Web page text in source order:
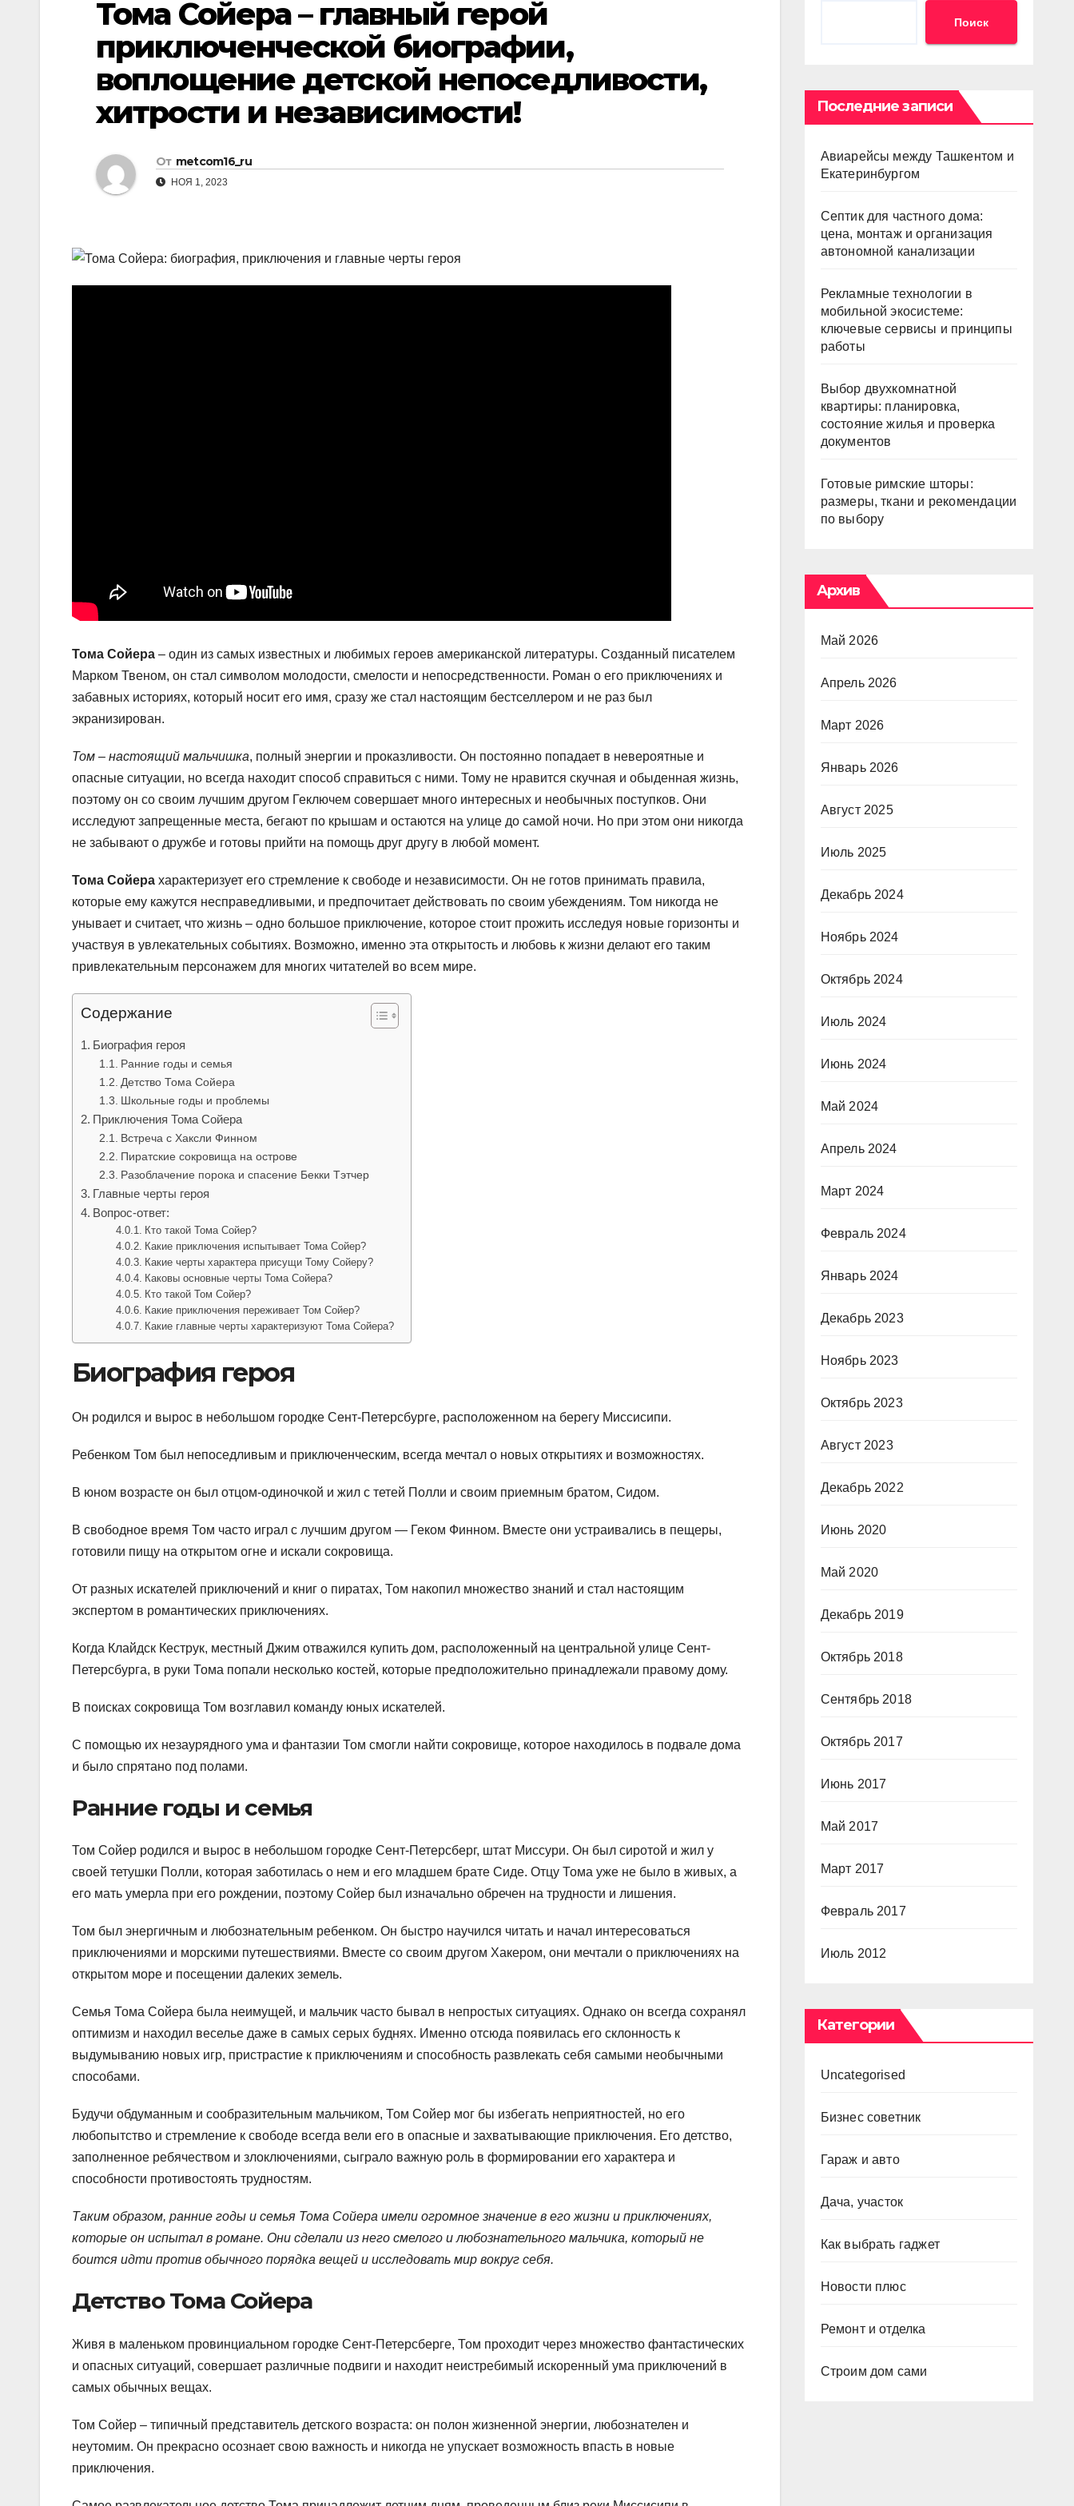
Тома Сойера – главный герой
приключенческой биографии,
воплощение детской непоседливости,
хитрости и независимости!
От metcom16_ru
НОЯ 1, 2023
Тома Сойера – один из самых известных и любимых героев американской литературы. Созданный писателем
Марком Твеном, он стал символом молодости, смелости и непосредственности. Роман о его приключениях и
забавных историях, который носит его имя, сразу же стал настоящим бестселлером и не раз был
экранизирован.
Том – настоящий мальчишка, полный энергии и проказливости. Он постоянно попадает в невероятные и
опасные ситуации, но всегда находит способ справиться с ними. Тому не нравится скучная и обыденная жизнь,
поэтому он со своим лучшим другом Геключем совершает много интересных и необычных поступков. Они
исследуют запрещенные места, бегают по крышам и остаются на улице до самой ночи. Но при этом они никогда
не забывают о дружбе и готовы прийти на помощь друг другу в любой момент.
Тома Сойера характеризует его стремление к свободе и независимости. Он не готов принимать правила,
которые ему кажутся несправедливыми, и предпочитает действовать по своим убеждениям. Том никогда не
унывает и считает, что жизнь – одно большое приключение, которое стоит прожить исследуя новые горизонты и
участвуя в увлекательных событиях. Возможно, именно эта открытость и любовь к жизни делают его таким
привлекательным персонажем для многих читателей во всем мире.
Содержание
Биография героя
Ранние годы и семья
Детство Тома Сойера
Школьные годы и проблемы
Приключения Тома Сойера
Встреча с Хаксли Финном
Пиратские сокровища на острове
Разоблачение порока и спасение Бекки Тэтчер
Главные черты героя
Вопрос-ответ:
Кто такой Тома Сойер?
Какие приключения испытывает Тома Сойер?
Какие черты характера присущи Тому Сойеру?
Каковы основные черты Тома Сойера?
Кто такой Том Сойер?
Какие приключения переживает Том Сойер?
Какие главные черты характеризуют Тома Сойера?
Биография героя
Он родился и вырос в небольшом городке Сент-Петерсбурге, расположенном на берегу Миссисипи.
Ребенком Том был непоседливым и приключенческим, всегда мечтал о новых открытиях и возможностях.
В юном возрасте он был отцом-одиночкой и жил с тетей Полли и своим приемным братом, Сидом.
В свободное время Том часто играл с лучшим другом — Геком Финном. Вместе они устраивались в пещеры,
готовили пищу на открытом огне и искали сокровища.
От разных искателей приключений и книг о пиратах, Том накопил множество знаний и стал настоящим
экспертом в романтических приключениях.
Когда Клайдск Кеструк, местный Джим отважился купить дом, расположенный на центральной улице Сент-
Петерсбурга, в руки Тома попали несколько костей, которые предположительно принадлежали правому дому.
В поисках сокровища Том возглавил команду юных искателей.
С помощью их незаурядного ума и фантазии Том смогли найти сокровище, которое находилось в подвале дома
и было спрятано под полами.
Ранние годы и семья
Том Сойер родился и вырос в небольшом городке Сент-Петерсберг, штат Миссури. Он был сиротой и жил у
своей тетушки Полли, которая заботилась о нем и его младшем брате Сиде. Отцу Тома уже не было в живых, а
его мать умерла при его рождении, поэтому Сойер был изначально обречен на трудности и лишения.
Том был энергичным и любознательным ребенком. Он быстро научился читать и начал интересоваться
приключениями и морскими путешествиями. Вместе со своим другом Хакером, они мечтали о приключениях на
открытом море и посещении далеких земель.
Семья Тома Сойера была неимущей, и мальчик часто бывал в непростых ситуациях. Однако он всегда сохранял
оптимизм и находил веселье даже в самых серых буднях. Именно отсюда появилась его склонность к
выдумыванию новых игр, пристрастие к приключениям и способность развлекать себя самыми необычными
способами.
Будучи обдуманным и сообразительным мальчиком, Том Сойер мог бы избегать неприятностей, но его
любопытство и стремление к свободе всегда вели его в опасные и захватывающие приключения. Его детство,
заполненное ребячеством и злоключениями, сыграло важную роль в формировании его характера и
способности противостоять трудностям.
Таким образом, ранние годы и семья Тома Сойера имели огромное значение в его жизни и приключениях,
которые он испытал в романе. Они сделали из него смелого и любознательного мальчика, который не
боится идти против обычного порядка вещей и исследовать мир вокруг себя.
Детство Тома Сойера
Живя в маленьком провинциальном городке Сент-Петерсберге, Том проходит через множество фантастических
и опасных ситуаций, совершает различные подвиги и находит неистребимый искоренный ума приключений в
самых обычных вещах.
Том Сойер – типичный представитель детского возраста: он полон жизненной энергии, любознателен и
неутомим. Он прекрасно осознает свою важность и никогда не упускает возможность впасть в новые
приключения.
Поиск
Последние записи
Авиарейсы между Ташкентом и
Екатеринбургом
Септик для частного дома:
цена, монтаж и организация
автономной канализации
Рекламные технологии в
мобильной экосистеме:
ключевые сервисы и принципы
работы
Выбор двухкомнатной
квартиры: планировка,
состояние жилья и проверка
документов
Готовые римские шторы:
размеры, ткани и рекомендации
по выбору
Архив
Май 2026
Апрель 2026
Март 2026
Январь 2026
Август 2025
Июль 2025
Декабрь 2024
Ноябрь 2024
Октябрь 2024
Июль 2024
Июнь 2024
Май 2024
Апрель 2024
Март 2024
Февраль 2024
Январь 2024
Декабрь 2023
Ноябрь 2023
Октябрь 2023
Август 2023
Декабрь 2022
Июнь 2020
Май 2020
Декабрь 2019
Октябрь 2018
Сентябрь 2018
Октябрь 2017
Июнь 2017
Май 2017
Март 2017
Февраль 2017
Июль 2012
Категории
Uncategorised
Бизнес советник
Гараж и авто
Дача, участок
Как выбрать гаджет
Новости плюс
Ремонт и отделка
Строим дом сами